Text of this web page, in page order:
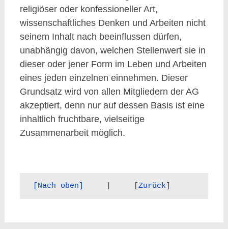
religiöser oder konfessioneller Art,
wissenschaftliches Denken und Arbeiten nicht
seinem Inhalt nach beeinflussen dürfen,
unabhängig davon, welchen Stellenwert sie in
dieser oder jener Form im Leben und Arbeiten
eines jeden einzelnen einnehmen. Dieser
Grundsatz wird von allen Mitgliedern der AG
akzeptiert, denn nur auf dessen Basis ist eine
inhaltlich fruchtbare, vielseitige
Zusammenarbeit möglich.
[Nach oben] Zurück